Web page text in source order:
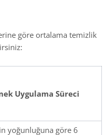
göre ortalama temizlik
Uygulama Süreci
yoğunluğuna göre 6